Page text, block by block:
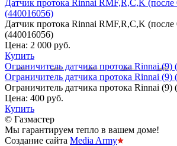
Датчик протока Rinnai RMF,R,C,K (после
(440016056)
Датчик протока Rinnai RMF,R,C,K (после
(440016056)
Цена: 2 000 руб.
Купить
Ограничитель датчика протока Rinnai (9)
Ограничитель датчика протока Rinnai (9)
Ограничитель датчика протока Rinnai (9)
Цена: 400 руб.
Купить
© Газмастер
Мы гарантируем тепло в вашем доме!
Создание сайта Media Army